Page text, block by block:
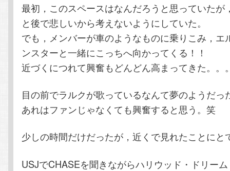
最初，このスペースはなんだろうと思っていたが
と後で悲しいから考えないようにしていた。
でも，メンバーが車のようなものに乗りこみ，エ
ンスターと一緒にこっちへ向かってくる！！
近づくにつれて興奮もどんどん高まってきた。。
目の前でラルクが歌っているなんて夢のようだっ
あれはファンじゃなくても興奮すると思う。笑
少しの時間だけだったが，近くで見れたことにと
USJでCHASEを聞きながらハリウッド・ドリー